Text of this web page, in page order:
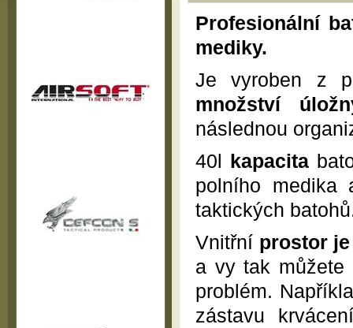
Profesionální
mediky.
Je vyroben z
množství
následnou
40l kapacita
polního medika
taktických
Vnitřní prostor
a vy tak můžete
problém.
zástavu